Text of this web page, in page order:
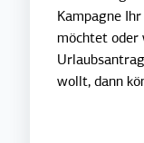
Kampagne
möchtet oder
wollt, dann